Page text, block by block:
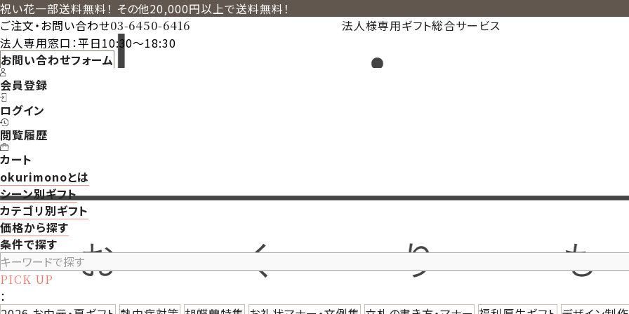
祝い花一部送料無料！ その他20,000円以上で送料無料！
法人様専用ギフト総合サービス
ご注文・お問い合わせ03-6450-6416
法人専用窓口：平日10:30～18:30
お問い合わせフォーム
会員登録
ログイン
閲覧履歴
カート
okurimonoとは
シーン別ギフト
カテゴリ別ギフト
価格から探す
条件で探す
PICK UP
：